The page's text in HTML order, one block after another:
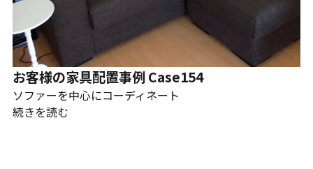
お客様の家具配置事例 Case154
ソファーを中心にコーディネート
続きを読む